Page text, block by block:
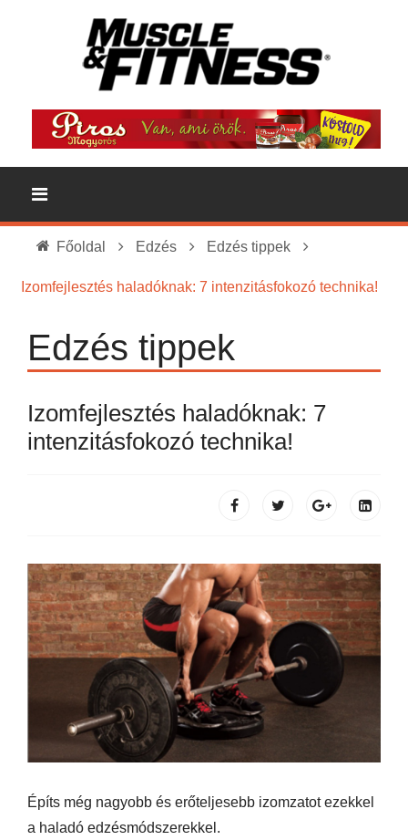
Főoldal Edzés Edzés tippek
Izomfejlesztés haladóknak: 7 intenzitásfokozó technika!
Edzés tippek
Izomfejlesztés haladóknak: 7
intenzitásfokozó technika!
Építs még nagyobb és erőteljesebb izomzatot ezekkel
a haladó edzésmódszerekkel.